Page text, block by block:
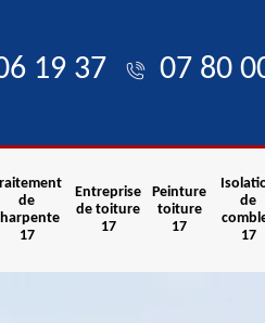
19 37 07 80
de
17
Entreprise
de toiture
17
Peinture
toiture
17
de
17